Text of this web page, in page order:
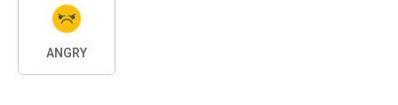
ANGRY